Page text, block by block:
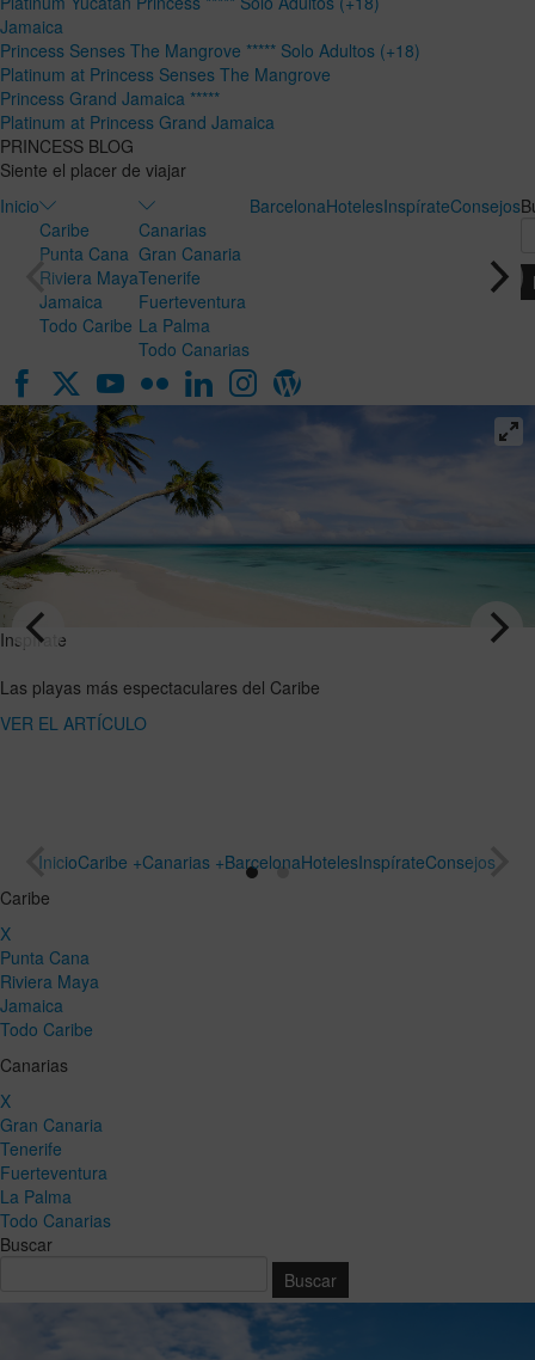
Jamaica
Princess Senses The Mangrove ***** Solo Adultos (+18)
Platinum at Princess Senses The Mangrove
Princess Grand Jamaica *****
Platinum at Princess Grand Jamaica
PRINCESS BLOG
Siente el placer de viajar
Inicio
Caribe
Punta Cana
Riviera Maya
Jamaica
Todo Caribe
Canarias
Gran Canaria
Tenerife
Fuerteventura
La Palma
Todo Canarias
BarcelonaHotelesInspírateConsejos
Inspírate
miel en
ideal para
InicioCaribe +Canarias +BarcelonaHotelesInspírateConsejos
Caribe
X
Punta Cana
Riviera Maya
Jamaica
Todo Caribe
Canarias
X
Gran Canaria
Tenerife
Fuerteventura
La Palma
Todo Canarias
Buscar